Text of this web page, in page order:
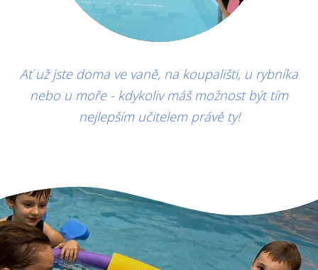
Ať už jste doma ve vaně, na koupališti, u rybníka
nebo u moře - kdykoliv máš možnost být tím
nejlepším učitelem právě ty!